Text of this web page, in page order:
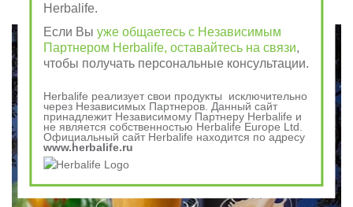
Herbalife.
Если Выуже общаетесь с Независимым
Партнером Herbalife, оставайтесь на связи,
чтобы получать персональные консультации.
Herbalife реализует свои продукты исключительно
через Независимых Партнеров. Данный сайт
принадлежит Независимому Партнеру Herbalife и
не является собственностью Herbalife Europe Ltd.
Официальный сайт Herbalife находится по адресу
www.herbalife.ru